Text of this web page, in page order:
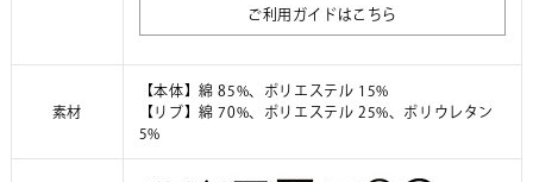
ご利用ガイドはこちら
素材
【本体】綿 85%、ポリエステル 15%
【リブ】綿 70%、ポリエステル 25%、ポリウレタン
5%